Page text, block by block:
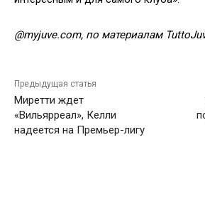
@myjuve.com, по материалам
Предыдущая статья
Миретти ждет
«Вильярреал», Келли
надеется на Премьер-лигу